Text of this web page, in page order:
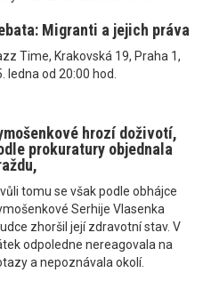
Migranti a jejich práva
Time, Krakovská 19, Praha 1,
ledna od 20:00 hod.
hrozí doživotí,
prokuratury objednala
kvůli tomu se však podle obhájce
Serhije Vlasenka
zhoršil její zdravotní stav. V
odpoledne nereagovala na
a nepoznávala okolí.